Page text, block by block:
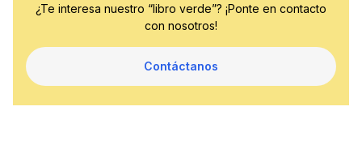
¿Te interesa nuestro “libro verde”? ¡Ponte en contacto
con nosotros!
Contáctanos